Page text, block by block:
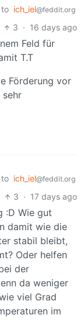
to ich_iel@feddit.org
3 · 16 days ago
Feld für
T.T
Förderung vor
sehr
to ich_iel@feddit.org
3 · 17 days ago
:D Wie gut
damit wie die
stabil bleibt,
Oder helfen
der
da weniger
viel Grad
im